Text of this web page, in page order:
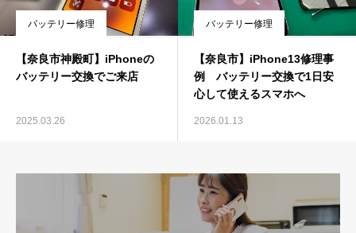
バッテリー修理
【奈良市神殿町】iPhoneの
バッテリー交換でご来店
2025.03.26
バッテリー修理
【奈良市】iPhone13修理事
例 バッテリー交換で1日安
心して使えるスマホへ
2026.01.13